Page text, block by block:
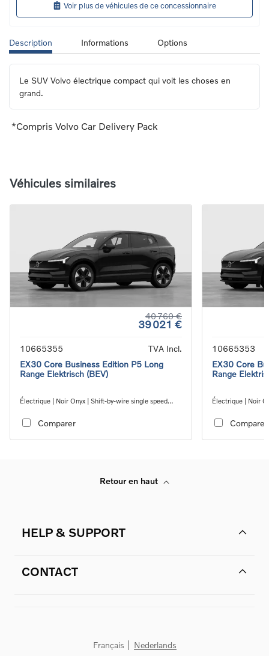
Voir plus de véhicules de ce concessionnaire
Description Informations Options
Le SUV Volvo électrique compact qui voit les choses en
grand.
*Compris Volvo Car Delivery Pack
Véhicules similaires
40 760 €
39 021 €
10665355
TVA Incl.
EX30 Core Business Edition P5 Long
Range Elektrisch (BEV)
Électrique | Noir Onyx | Shift-by-wire single speed
Comparer
10665353
EX30 Core
Range
Électrique | Noir
Comparer
Retour en haut
HELP & SUPPORT
CONTACT
Français Nederlands